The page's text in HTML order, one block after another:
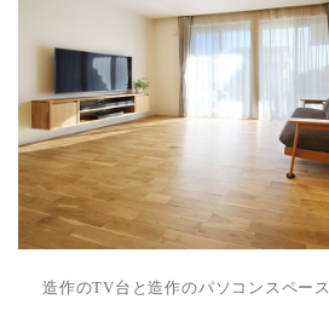
造作のTV台と造作のパソコンスペース